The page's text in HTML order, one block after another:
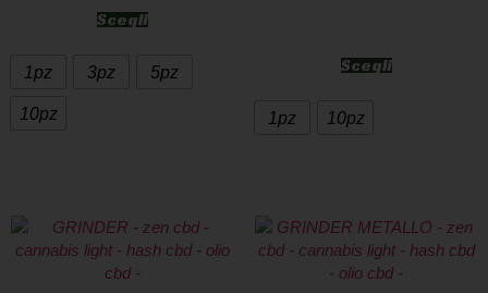
Scegli
1pz 3pz 5pz
10pz
Scegli
1pz 10pz